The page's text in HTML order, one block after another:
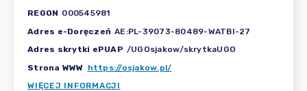
REGON 000545981
Adres e-Doręczeń AE:PL-39073-80489-WATBI-27
Adres skrytki ePUAP /UGOsjakow/skrytkaUGO
Strona WWW https://osjakow.pl/
WIĘCEJ INFORMACJI